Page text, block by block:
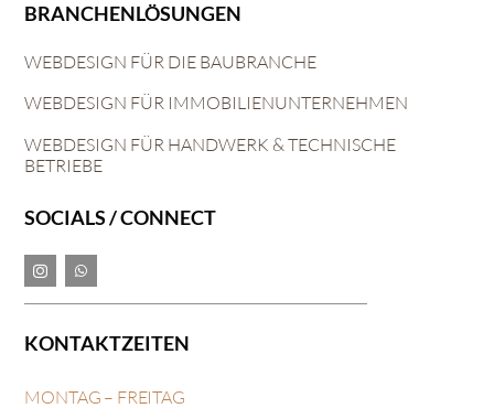
BRANCHENLÖSUNGEN
WEBDESIGN FÜR DIE BAUBRANCHE
WEBDESIGN FÜR IMMOBILIENUNTERNEHMEN
WEBDESIGN FÜR HANDWERK & TECHNISCHE
BETRIEBE
SOCIALS / CONNECT
KONTAKTZEITEN
MONTAG – FREITAG